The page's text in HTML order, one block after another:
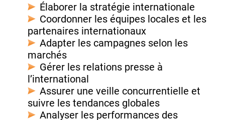
Élaborer la stratégie internationale
Coordonner les équipes locales et les
partenaires internationaux
Adapter les campagnes selon les
marchés
Gérer les relations presse à
l’international
Assurer une veille concurrentielle et
suivre les tendances globales
Analyser les performances des